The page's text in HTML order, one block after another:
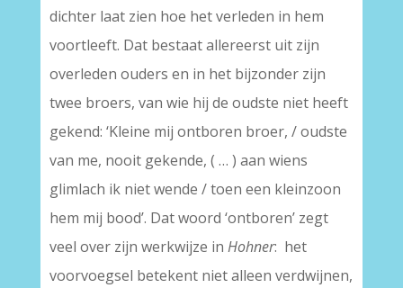
dichter laat zien hoe het verleden in hem
voortleeft. Dat bestaat allereerst uit zijn
overleden ouders en in het bijzonder zijn
twee broers, van wie hij de oudste niet heeft
gekend: ‘Kleine mij ontboren broer, / oudste
van me, nooit gekende, ( … ) aan wiens
glimlach ik niet wende / toen een kleinzoon
hem mij bood’. Dat woord ‘ontboren’ zegt
veel over zijn werkwijze in Hohner: het
voorvoegsel betekent niet alleen verdwijnen,